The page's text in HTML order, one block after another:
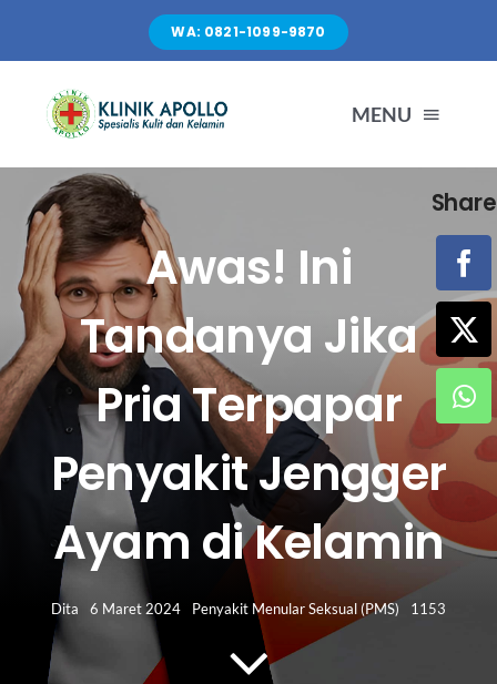
content
WA: 0821-1099-9870
MENU
LAYANAN
FASILITAS
ARTIKEL
HUBUNGI KAMI
Search
Awas! Ini
Tandanya Jika
Pria Terpapar
Penyakit Jengger
Ayam di Kelamin
Dita 6 Maret 2024 Penyakit Menular Seksual (PMS) 1153
Share